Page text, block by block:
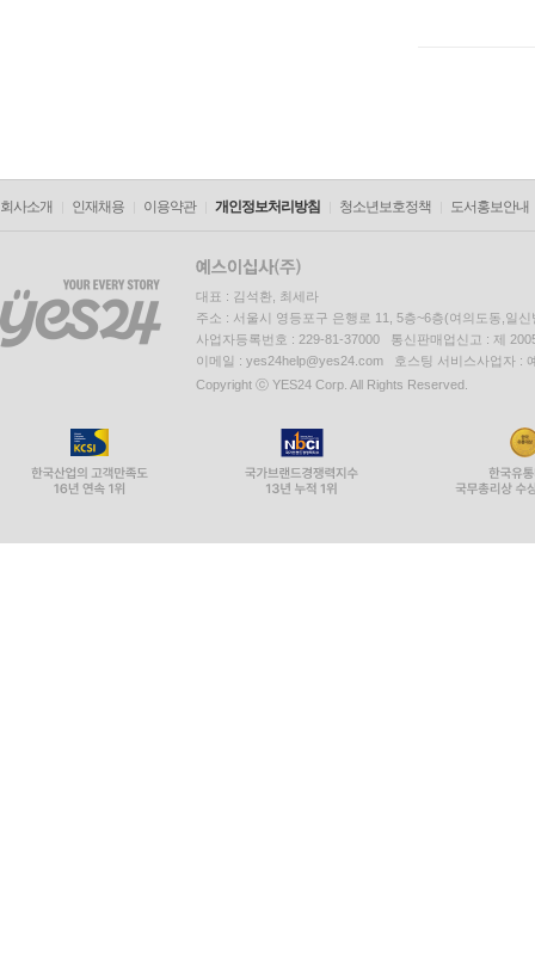
회사소개 인재채용 이용약관 개인정보처리방침 청소년보호정책 도서홍보안내
대표 : 김석환, 최세라
주소 : 서울시 영등포구 은행로 11, 5층~6층(여의도동,일신
사업자등록번호 : 229-81-37000 통신판매업신고 : 제
이메일 : yes24help@yes24.com 호스팅 서비스사업자 :
Copyright ⓒ YES24 Corp. All Rights Reserved.